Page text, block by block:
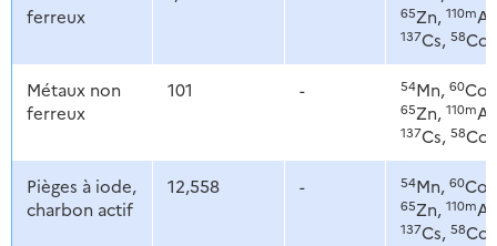
ferreux
65Zn, 110m
137Cs, 58Co
Métaux non
ferreux
101 - 54Mn, 60Co,
65Zn, 110m
137Cs, 58Co
Pièges à iode,
charbon actif
12,558 - 54Mn, 60Co,
65Zn, 110m
137Cs, 58Co